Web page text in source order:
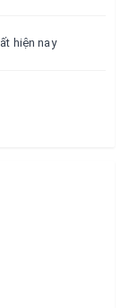
hiện nay